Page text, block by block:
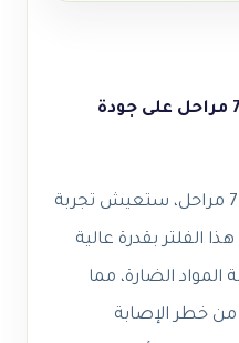
تأثير عمل فلتر بلو سكاي 7 مراحل على جودة
عند استخدام فلتر بلو سكاي 7 مراحل، ستعيش تجربة
الفلتر بقدرة عالية
المواد الضارة، مما
خطر الإصابة